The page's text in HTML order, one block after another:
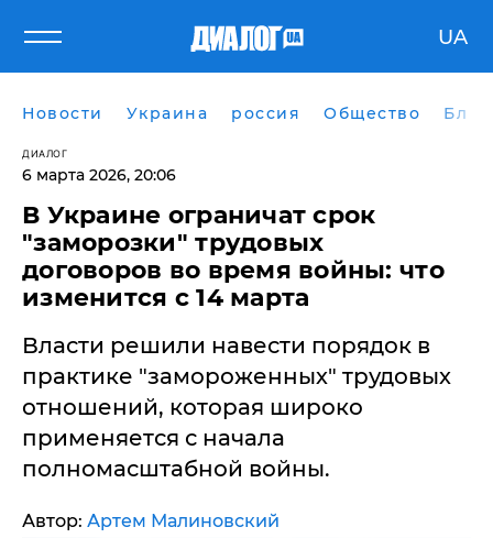
UA
Новости Украина россия Общество
ДИАЛОГ
6 марта 2026, 20:06
В Украине ограничат срок
"заморозки" трудовых
договоров во время войны: что
изменится с 14 марта
Власти решили навести порядок в
практике "замороженных" трудовых
отношений, которая широко
применяется с начала
полномасштабной войны.
Автор: Артем Малиновский